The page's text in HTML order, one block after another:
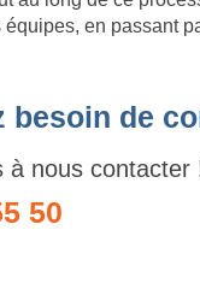
équipes, en passant
besoin de
à nous contacter
50